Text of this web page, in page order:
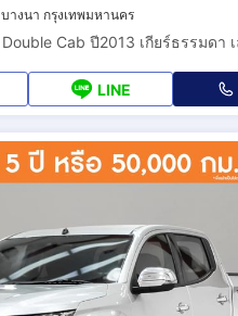
บางนา กรุงเทพมหานคร
LINE